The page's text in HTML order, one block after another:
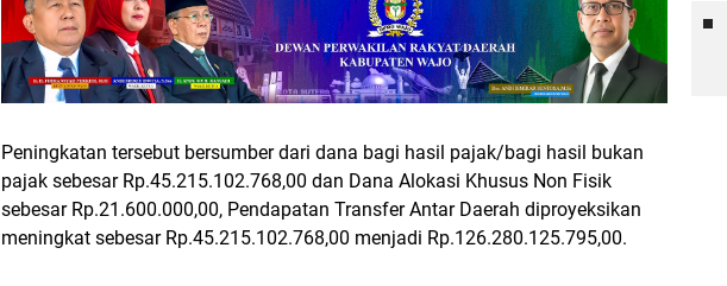
Peningkatan tersebut bersumber dari dana bagi hasil pajak/bagi hasil bukan
pajak sebesar Rp.45.215.102.768,00 dan Dana Alokasi Khusus Non Fisik
sebesar Rp.21.600.000,00, Pendapatan Transfer Antar Daerah diproyeksikan
meningkat sebesar Rp.45.215.102.768,00 menjadi Rp.126.280.125.795,00.